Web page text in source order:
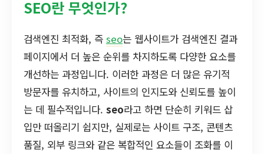
SEO란 무엇인가?
검색엔진 최적화, 즉 seo는 웹사이트가 검색엔진 결과
페이지에서 더 높은 순위를 차지하도록 다양한 요소를
개선하는 과정입니다. 이러한 과정은 더 많은 유기적
방문자를 유치하고, 사이트의 인지도와 신뢰도를 높이
는 데 필수적입니다. seo라고 하면 단순히 키워드 삽
입만 떠올리기 쉽지만, 실제로는 사이트 구조, 콘텐츠
품질, 외부 링크와 같은 복합적인 요소들이 조화를 이